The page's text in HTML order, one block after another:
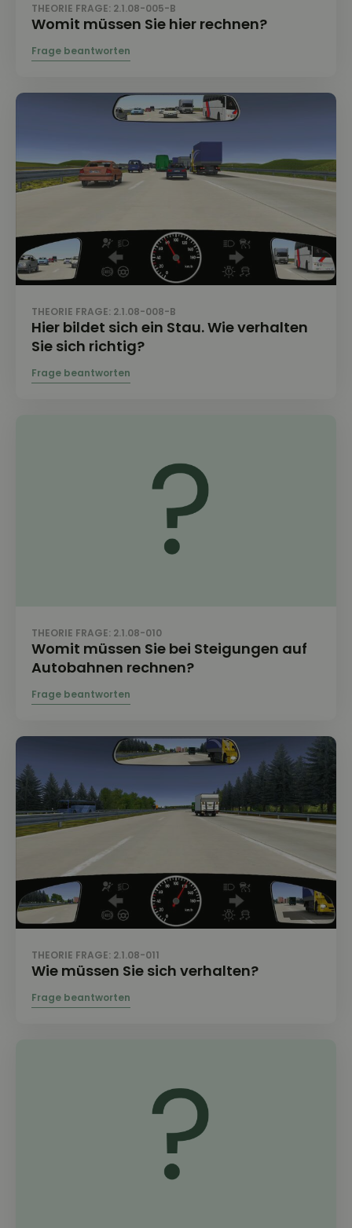
THEORIE FRAGE: 2.1.08-005-B
Womit müssen Sie hier rechnen?
THEORIE FRAGE: 2.1.08-008-B
Hier bildet sich ein Stau. Wie verhalten
Sie sich richtig?
THEORIE FRAGE: 2.1.08-010
Womit müssen Sie bei Steigungen auf
Autobahnen rechnen?
THEORIE FRAGE: 2.1.08-011
Wie müssen Sie sich verhalten?